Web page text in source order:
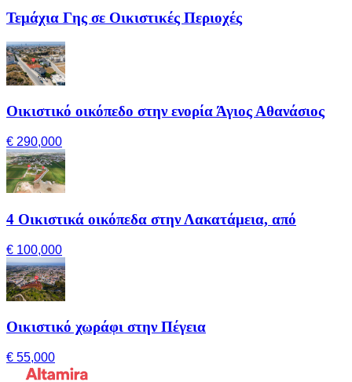
Τεμάχια Γης σε Οικιστικές Περιοχές
Οικιστικό οικόπεδο στην ενορία Άγιος Αθανάσιος
€ 290,000
4 Οικιστικά οικόπεδα στην Λακατάμεια, από
€ 100,000
Οικιστικό χωράφι στην Πέγεια
€ 55,000